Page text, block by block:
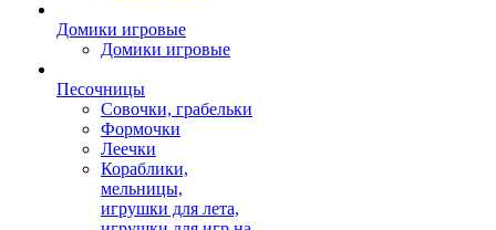
Домики игровые
Домики игровые
Песочницы
Совочки, грабельки
Формочки
Леечки
Кораблики,
мельницы,
игрушки для лета,